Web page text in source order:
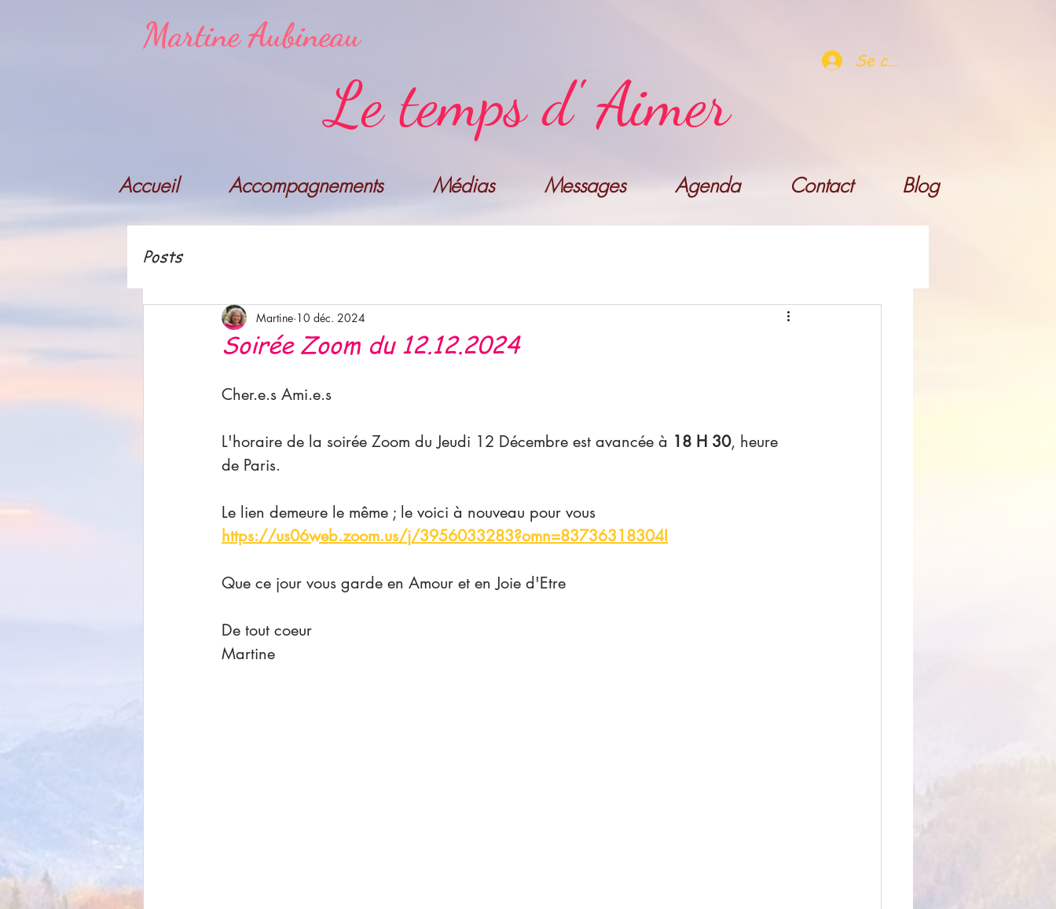
Martine Aubineau
Le temps d' Aimer
Se connecter
Accueil Accompagnements Médias Messages Agenda Contact Blog
Posts
Soirée Zoom du 12.12.2024
Martine 10 déc. 2024
Cher.e.s Ami.e.s
L'horaire de la soirée Zoom du Jeudi 12 Décembre est avancée à 18 H 30, heure
de Paris.
Le lien demeure le même ; le voici à nouveau pour vous
https://us06web.zoom.us/j/3956033283?omn=83736318304I
Que ce jour vous garde en Amour et en Joie d'Etre
De tout coeur
Martine